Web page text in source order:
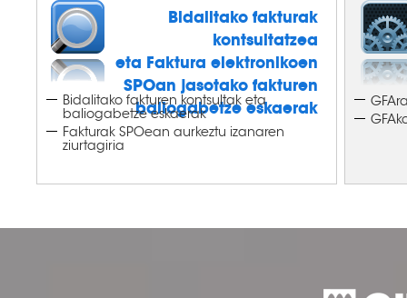
Bidalitako fakturak
kontsultatzea
eta Faktura elektronikoen
SPOan jasotako fakturen
baliogabetze eskaerak
Bidalitako fakturen kontsultak eta
baliogabetze eskaerak
Fakturak SPOean aurkeztu izanaren
ziurtagiria